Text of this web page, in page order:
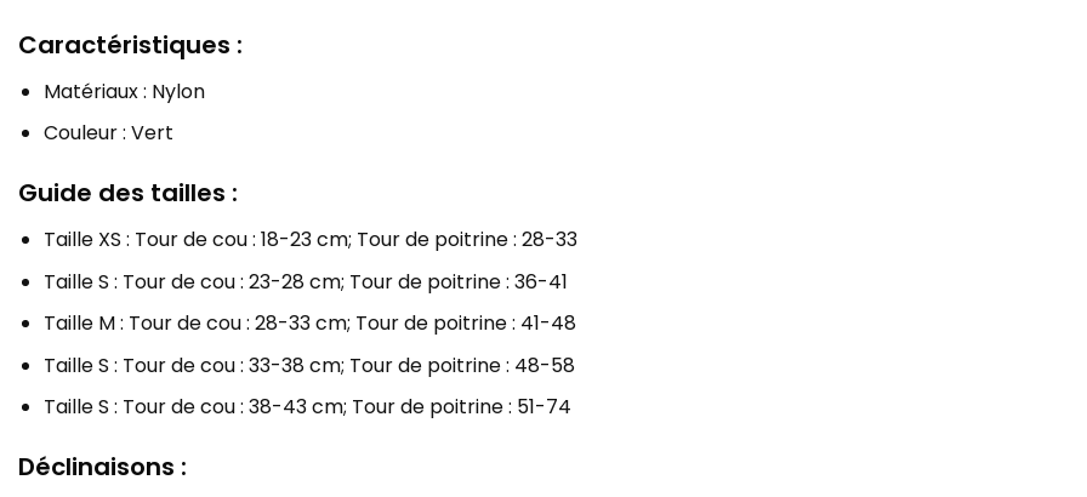
Caractéristiques :
Matériaux : Nylon
Couleur : Vert
Guide des tailles :
Taille XS : Tour de cou : 18-23 cm; Tour de poitrine : 28-33
Taille S : Tour de cou : 23-28 cm; Tour de poitrine : 36-41
Taille M : Tour de cou : 28-33 cm; Tour de poitrine : 41-48
Taille S : Tour de cou : 33-38 cm; Tour de poitrine : 48-58
Taille S : Tour de cou : 38-43 cm; Tour de poitrine : 51-74
Déclinaisons :